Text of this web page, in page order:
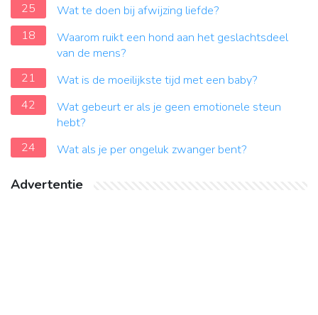
25
Wat te doen bij afwijzing liefde?
18
Waarom ruikt een hond aan het geslachtsdeel
van de mens?
21
Wat is de moeilijkste tijd met een baby?
42
Wat gebeurt er als je geen emotionele steun
hebt?
24
Wat als je per ongeluk zwanger bent?
Advertentie